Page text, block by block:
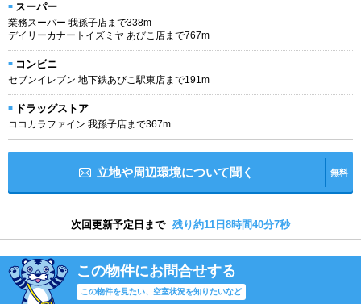
スーパー
業務スーパー 我孫子店まで338m
デイリーカナートイズミヤ あびこ店まで767m
コンビニ
セブンイレブン 地下鉄あびこ駅東店まで191m
ドラッグストア
ココカラファイン 我孫子店まで367m
立地や周辺環境について聞く 無料
次回更新予定日まで 残り約11日8時間40分6秒
この物件にお問合せする
この物件を見たい、空室状況を知りたいなど